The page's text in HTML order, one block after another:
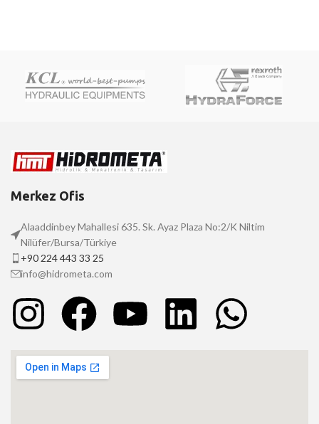
Merkez Ofis
Alaaddinbey Mahallesi 635. Sk. Ayaz Plaza No:2/K Niltim
Nilüfer/Bursa/Türkiye
+90 224 443 33 25
info@hidrometa.com